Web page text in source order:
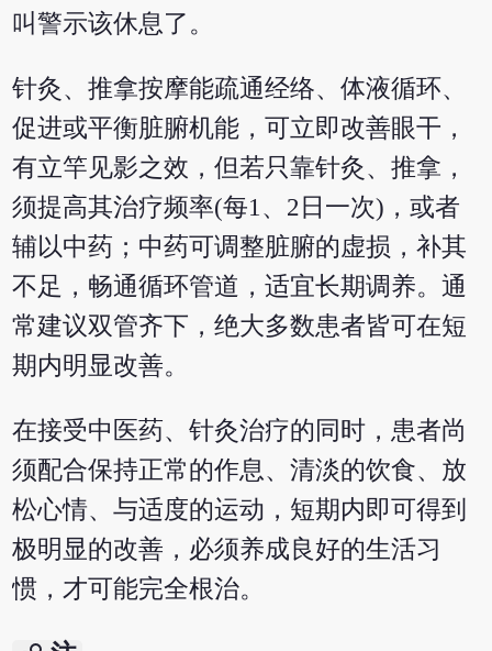
叫警示该休息了。
针灸、推拿按摩能疏通经络、体液循环、
促进或平衡脏腑机能，可立即改善眼干，
有立竿见影之效，但若只靠针灸、推拿，
须提高其治疗频率(每1、2日一次)，或者
辅以中药；中药可调整脏腑的虚损，补其
不足，畅通循环管道，适宜长期调养。通
常建议双管齐下，绝大多数患者皆可在短
期内明显改善。
在接受中医药、针灸治疗的同时，患者尚
须配合保持正常的作息、清淡的饮食、放
松心情、与适度的运动，短期内即可得到
极明显的改善，必须养成良好的生活习
惯，才可能完全根治。